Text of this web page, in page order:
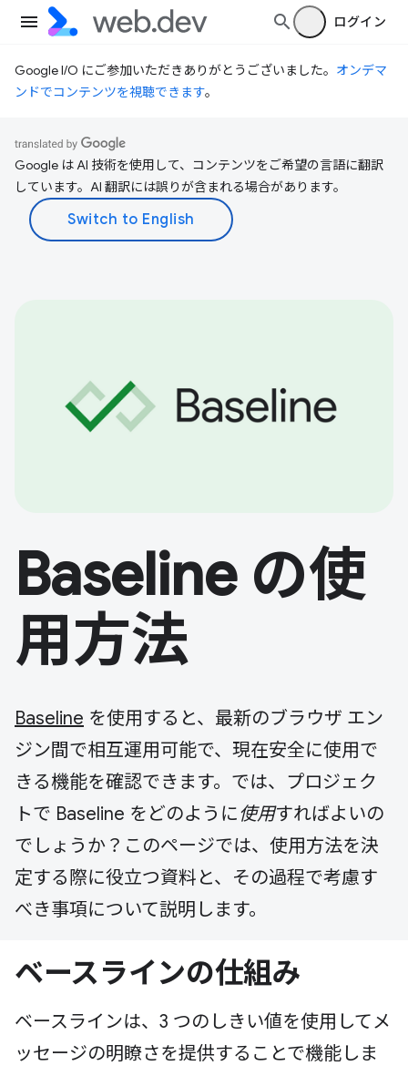
ログイン
Google I/O にご参加いただきありがとうございました。 オンデマ
ンドでコンテンツを視聴できます。
Google は AI 技術を使用して、コンテンツをご希望の言語に翻訳
しています。AI 翻訳には誤りが含まれる場合があります。
Baseline の使
用方法
Baseline を使用すると、最新のブラウザ エン
ジン間で相互運用可能で、現在安全に使用で
きる機能を確認できます。では、プロジェク
トで Baseline をどのように使用すればよいの
でしょうか？このページでは、使用方法を決
定する際に役立つ資料と、その過程で考慮す
べき事項について説明します。
ベースラインの仕組み
ベースラインは、3 つのしきい値を使用してメ
ッセージの明瞭さを提供することで機能しま